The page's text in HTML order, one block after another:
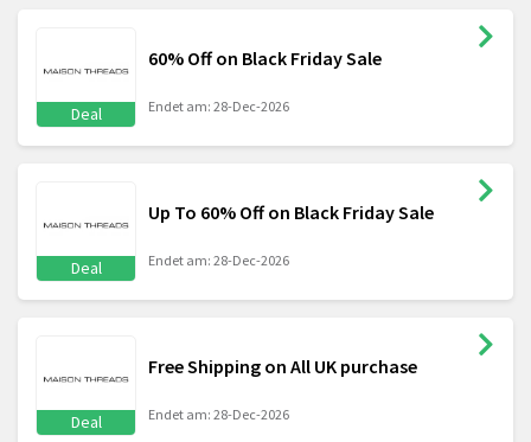
Deal
60% Off on Black Friday Sale
Endet am: 28-Dec-2026
Deal
Up To 60% Off on Black Friday Sale
Endet am: 28-Dec-2026
Deal
Free Shipping on All UK purchase
Endet am: 28-Dec-2026